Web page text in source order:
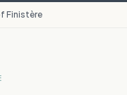
Finistère